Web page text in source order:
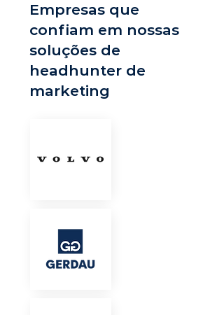
Empresas que
confiam em nossas
soluções de
headhunter de
marketing